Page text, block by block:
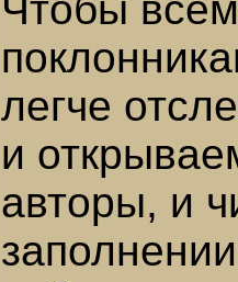
легче
и
авторы, и